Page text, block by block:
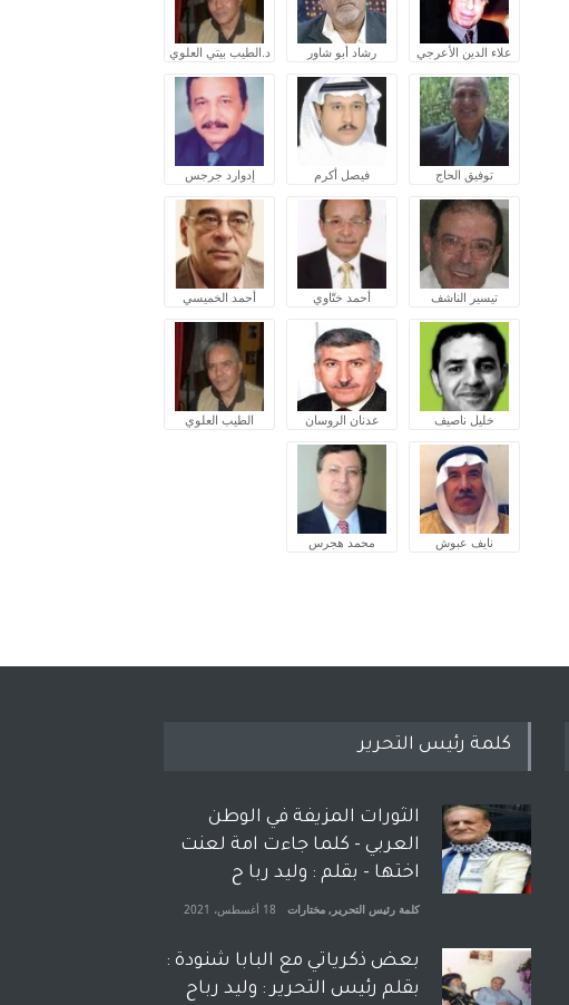
علاء الدين الأعرجي رشاد أبو شاور د.الطيب بيتي العلوي
توفيق الحاج فيصل أكرم إدوارد جرجس
تيسير الناشف أحمد ختّاوي أحمد الخميسي
خليل ناصيف عدنان الروسان الطيب العلوي
نايف عبوش محمد هجرس
كلمة رئيس التحرير
الثورات المزيفة في الوطن
العربي - كلما جاءت امة لعنت
اختها - بقلم : وليد ربا ح
كلمة رئيس التحرير , مختارات 18 أغسطس، 2021
بعض ذكرياتي مع البابا شنودة :
بقلم رئيس التحرير : وليد رباح